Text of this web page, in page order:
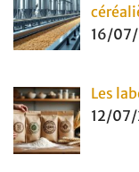
16/
Les
12/